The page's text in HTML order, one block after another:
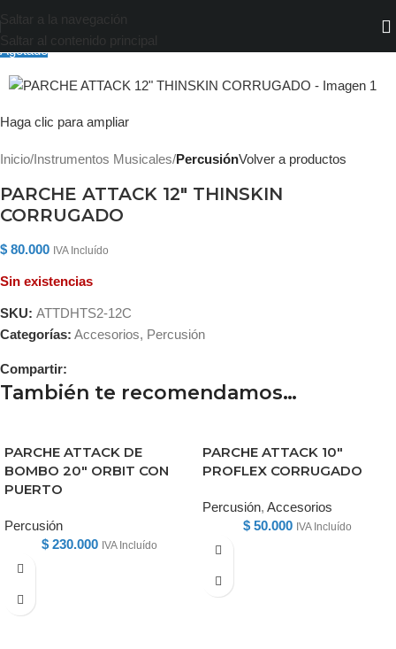
Saltar a la navegación
Saltar al contenido principal
Agotado
Haga clic para ampliar
Inicio Instrumentos Musicales PercusiónVolver a productos
PARCHE ATTACK 12″ THINSKIN
CORRUGADO
$ 80.000 IVA Incluído
Sin existencias
SKU: ATTDHTS2-12C
Categorías: Accesorios, Percusión
Compartir:
También te recomendamos…
PARCHE ATTACK DE
BOMBO 20″ ORBIT CON
PUERTO
Percusión
$230.000 IVA Incluído
PARCHE ATTACK 10″
PROFLEX CORRUGADO
Percusión, Accesorios
$50.000 IVA Incluído